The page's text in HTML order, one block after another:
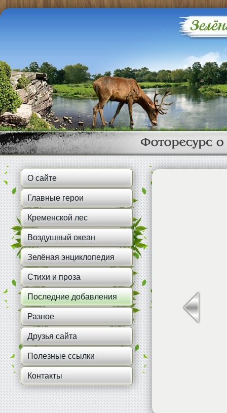
О сайте
Главные герои
Кременской лес
Воздушный океан
Зелёная энциклопедия
Стихи и проза
Последние добавления
Разное
Друзья сайта
Полезные ссылки
Контакты
Фотография ""